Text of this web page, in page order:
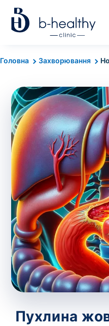
Головна Захворювання
Пухлина
Аналізи
Вартість забору
Вартість забору
35 грн
Попередній
потрібний.
зіскрібки.
виконує лікар –